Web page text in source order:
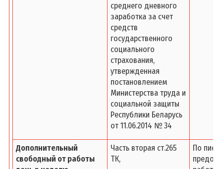
среднего дневного
заработка за счет
средств
государственного
социального
страхования,
утвержденная
постановлением
Министерства труда и
социальной защиты
Республики Беларусь
от 11.06.2014 № 34
Дополнительный
свободный от работы
Часть вторая ст.265
ТК,
По